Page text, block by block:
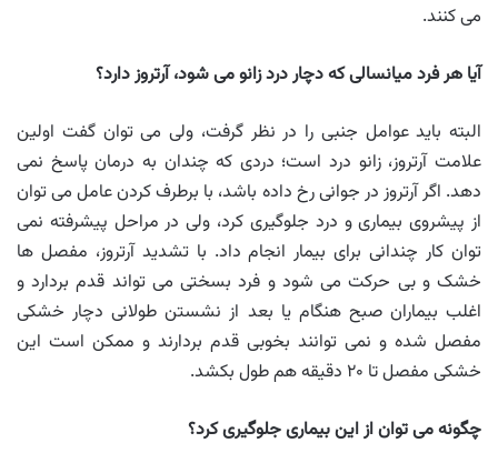
می کنند.
آیا هر فرد میانسالی که دچار درد زانو می شود، آرتروز دارد؟
البته باید عوامل جنبی را در نظر گرفت، ولی می توان گفت اولین
علامت آرتروز، زانو درد است؛ دردی که چندان به درمان پاسخ نمی
دهد. اگر آرتروز در جوانی رخ داده باشد، با برطرف کردن عامل می توان
از پیشروی بیماری و درد جلوگیری کرد، ولی در مراحل پیشرفته نمی
توان کار چندانی برای بیمار انجام داد. با تشدید آرتروز، مفصل ها
خشک و بی حرکت می شود و فرد بسختی می تواند قدم بردارد و
اغلب بیماران صبح هنگام یا بعد از نشستن طولانی دچار خشکی
مفصل شده و نمی توانند بخوبی قدم بردارند و ممکن است این
خشکی مفصل تا ۲۰ دقیقه هم طول بکشد.
چگونه می توان از این بیماری جلوگیری کرد؟